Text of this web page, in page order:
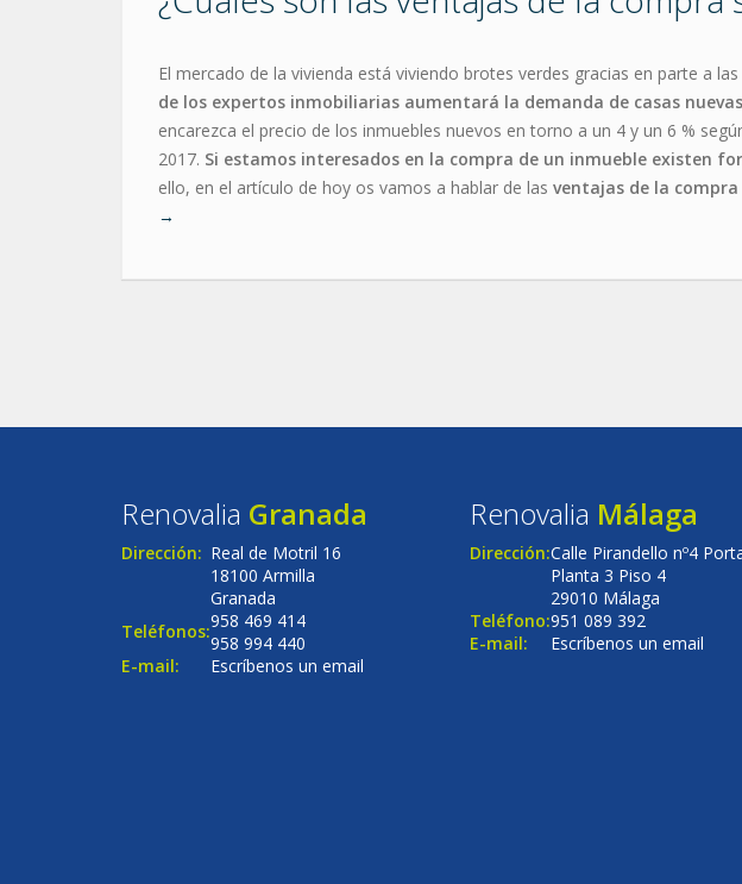
El mercado de la vivienda está viviendo brotes verdes gracias en parte a las
de los expertos inmobiliarias aumentará la demanda de casas
encarezca el precio de los inmuebles nuevos en torno a un 4 y un 6 %
2017. Si estamos interesados en la compra de un inmueble existen
ello, en el artículo de hoy os vamos a hablar de las ventajas de la
→
Renovalia Granada
Dirección: Real de Motril 16
18100 Armilla
Granada
Teléfonos:958 469 414
958 994 440
E-mail:
Escríbenos un email
Renovalia Málaga
Dirección:Calle Pirandello nº4
Planta 3 Piso 4
29010 Málaga
Teléfono:951 089 392
E-mail:
Escríbenos un email